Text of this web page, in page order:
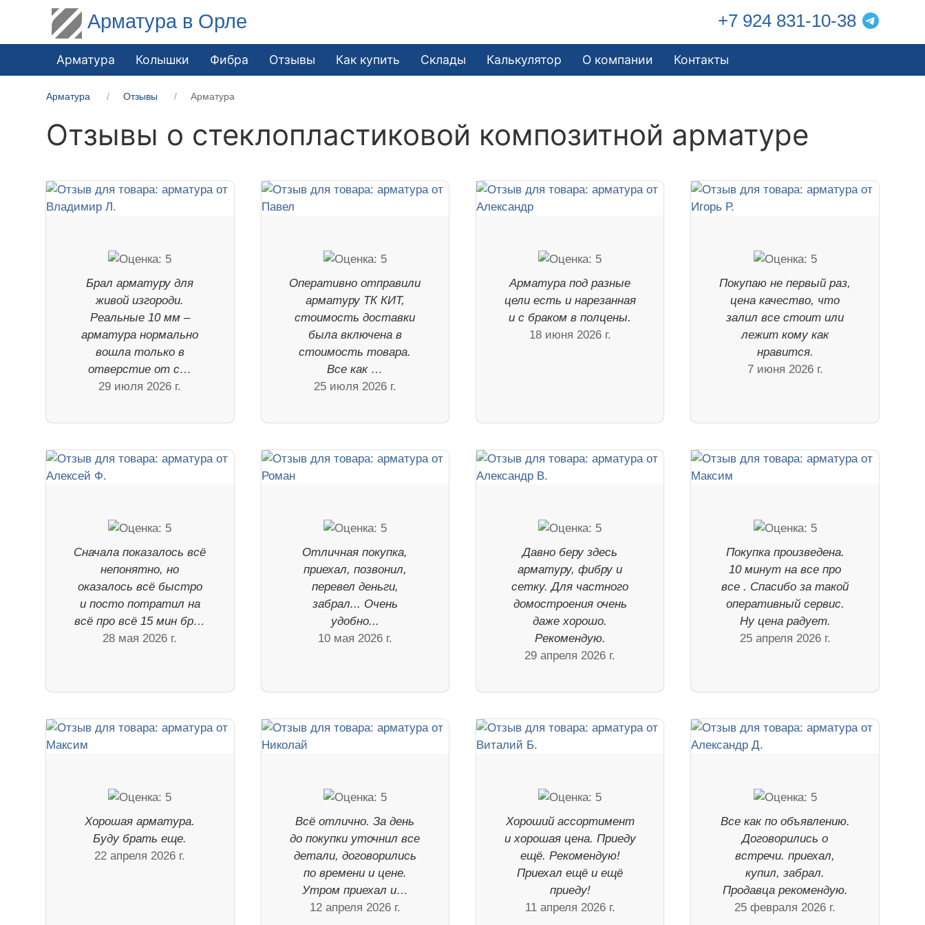
Арматура в Орле +7 924 831-10-38
Арматура Колышки Фибра Отзывы Как купить Склады Калькулятор О компании Контакты
Арматура Отзывы Арматура
Отзывы о стеклопластиковой композитной арматуре
Брал арматуру для
живой изгороди.
Реальные 10 мм –
арматура нормально
вошла только в
отверстие от с…
29 июля 2026 г.
Оперативно отправили
арматуру ТК КИТ,
стоимость доставки
была включена в
стоимость товара.
Все как …
25 июля 2026 г.
Арматура под разные
цели есть и нарезанная
и с браком в полцены.
18 июня 2026 г.
Покупаю не первый раз,
цена качество, что
залил все стоит или
лежит кому как
нравится.
7 июня 2026 г.
Сначала показалось всё
непонятно, но
оказалось всё быстро
и посто потратил на
всё про всё 15 мин бр…
28 мая 2026 г.
Отличная покупка,
приехал, позвонил,
перевел деньги,
забрал... Очень
удобно...
10 мая 2026 г.
Давно беру здесь
арматуру, фибру и
сетку. Для частного
домостроения очень
даже хорошо.
Рекомендую.
29 апреля 2026 г.
Покупка произведена.
10 минут на все про
все . Спасибо за такой
оперативный сервис.
Ну цена радует.
25 апреля 2026 г.
Хорошая арматура.
Буду брать еще.
22 апреля 2026 г.
Всё отлично. За день
до покупки уточнил все
детали, договорились
по времени и цене.
Утром приехал и…
12 апреля 2026 г.
Хороший ассортимент
и хорошая цена. Приеду
ещё. Рекомендую!
Приехал ещё и ещё
приеду!
11 апреля 2026 г.
Все как по объявлению.
Договорились о
встречи. приехал,
купил, забрал.
Продавца рекомендую.
25 февраля 2026 г.